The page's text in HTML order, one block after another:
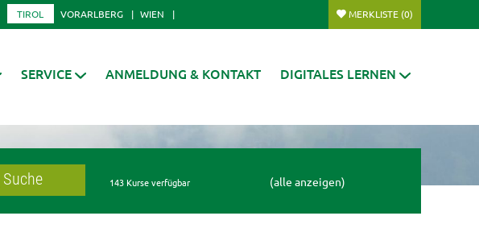
TIROL VORARLBERG WIEN MERKLISTE (0)
SERVICE ANMELDUNG & KONTAKT DIGITALES LERNEN
Suche 143 Kurse verfügbar (alle anzeigen)